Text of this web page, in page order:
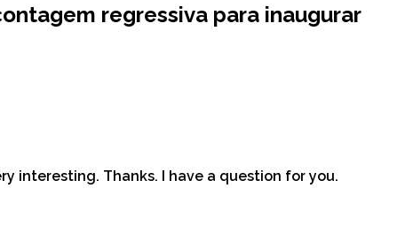
regressiva para inaugurar
interesting. Thanks. I have a question for you.